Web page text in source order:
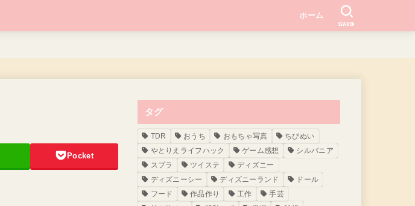
ホーム
SEARCH
Pocket
タグ
TDR おうち おもちゃ写真
ちびぬい
やとりえライフハック
ゲーム感想
シルバニア
スプラ
ツイステ
ディズニー
ディズニーシー
ディズニーランド
ドール
フード
作品作り 工作
手芸